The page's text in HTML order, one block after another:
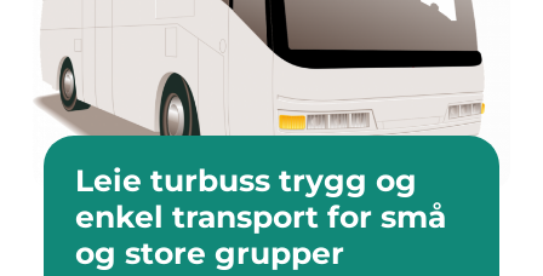
Leie turbuss trygg og
enkel transport for små
og store grupper